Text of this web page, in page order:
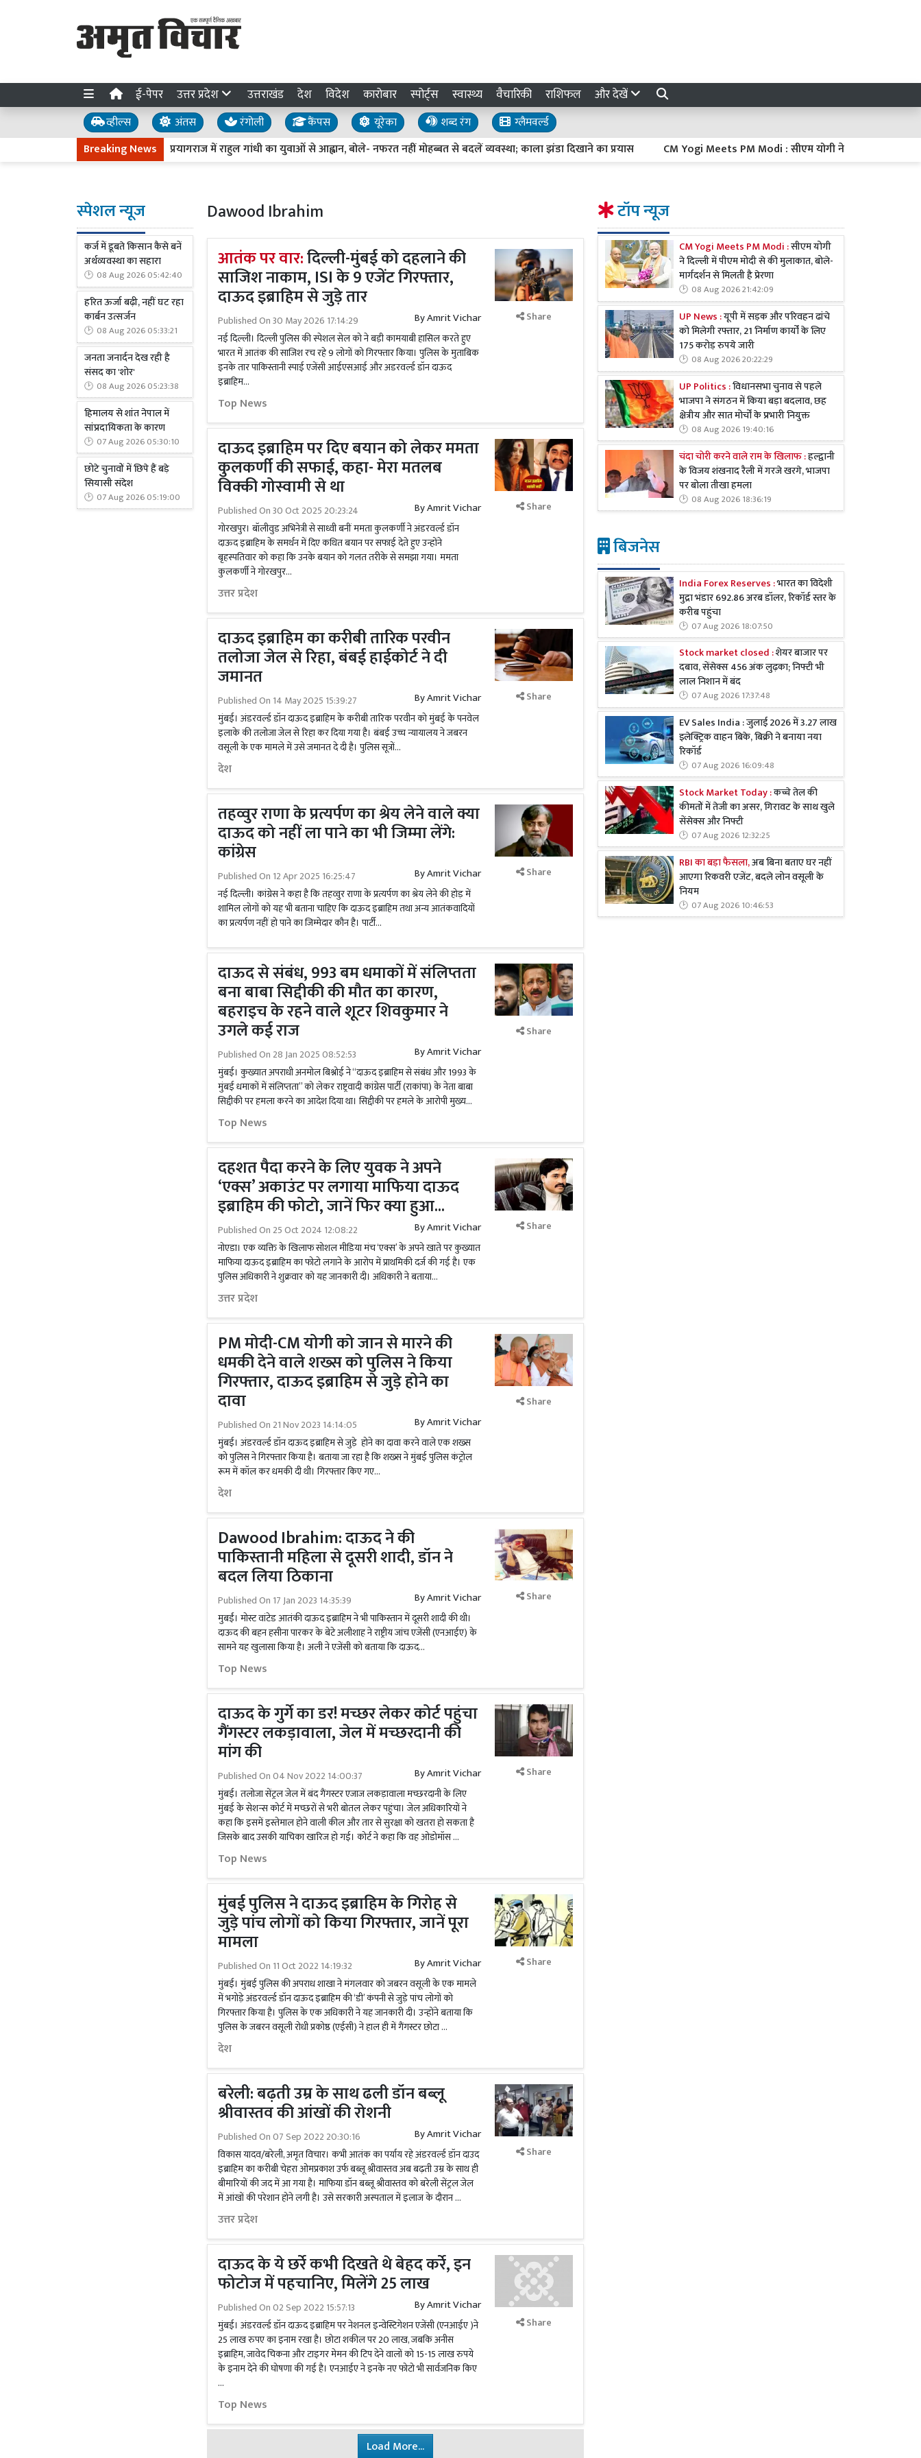
ई-पेपर उत्तर प्रदेश उत्तराखंड देश विदेश कारोबार स्पोर्ट्स स्वास्थ्य वैचारिकी राशिफल और देखें
व्हील्स अंतस रंगोली कैंपस यूरेका शब्द रंग
ग्लैमवर्ल्ड
Breaking Newsप्रयागराज में राहुल गांधी का युवाओं से आह्वान, बोले- नफरत नहीं मोहब्बत से बदलें व्यवस्था; काला झंडा दिखाने का प्रयास CM Yogi Meets PM Modi : सीएम योगी ने दिल्ली में पीएम मोदी से की
स्पेशल न्यूज
कर्ज में डूबते किसान कैसे बनें
अर्थव्यवस्था का सहारा
08 Aug 2026 05:42:40
हरित ऊर्जा बढ़ी, नहीं घट रहा
कार्बन उत्सर्जन
08 Aug 2026 05:33:21
जनता जनार्दन देख रही है
संसद का 'शोर'
08 Aug 2026 05:23:38
हिमालय से शांत नेपाल में
सांप्रदायिकता के कारण
07 Aug 2026 05:30:10
छोटे चुनावों में छिपे हैं बड़े
सियासी संदेश
07 Aug 2026 05:19:00
Dawood Ibrahim
आतंक पर वार:दिल्ली-मुंबई को दहलाने की
साजिश नाकाम, ISI के 9 एजेंट गिरफ्तार,
दाऊद इब्राहिम से जुड़े तार
Published On30 May 2026 17:14:29 ByAmrit Vichar
नई दिल्ली। दिल्ली पुलिस की स्पेशल सेल को ने बड़ी कामयाबी हासिल करते हुए
भारत में आतंक की साजिश रच रहे 9 लोगों को गिरफ्तार किया। पुलिस के मुताबिक
इनके तार पाकिस्तानी स्पाई एजेंसी आईएसआई और अडरवर्ल्ड डॉन दाऊद
इब्राहिम...
Top News
Share
दाऊद इब्राहिम पर दिए बयान को लेकर ममता
कुलकर्णी की सफाई, कहा- मेरा मतलब
विक्की गोस्वामी से था
Published On30 Oct 2025 20:23:24 ByAmrit Vichar
गोरखपुर। बॉलीवुड अभिनेत्री से साध्वी बनीं ममता कुलकर्णी ने अंडरवर्ल्ड डॉन
दाऊद इब्राहिम के समर्थन में दिए कथित बयान पर सफाई देते हुए उन्होंने
बृहस्पतिवार को कहा कि उनके बयान को गलत तरीके से समझा गया। ममता
कुलकर्णी ने गोरखपुर...
उत्तर प्रदेश
Share
दाऊद इब्राहिम का करीबी तारिक परवीन
तलोजा जेल से रिहा, बंबई हाईकोर्ट ने दी
जमानत
Published On 14 May 2025 15:39:27 ByAmrit Vichar
मुंबई। अंडरवर्ल्ड डॉन दाऊद इब्राहिम के करीबी तारिक परवीन को मुंबई के पनवेल
इलाके की तलोजा जेल से रिहा कर दिया गया है। बंबई उच्च न्यायालय ने जबरन
वसूली के एक मामले में उसे जमानत दे दी है। पुलिस सूत्रों...
देश
Share
तहव्वुर राणा के प्रत्यर्पण का श्रेय लेने वाले क्या
दाऊद को नहीं ला पाने का भी जिम्मा लेंगे:
कांग्रेस
Published On 12 Apr 2025 16:25:47 ByAmrit Vichar
नई दिल्ली। कांग्रेस ने कहा है कि तहव्वुर राणा के प्रत्यर्पण का श्रेय लेने की होड़ में
शामिल लोगों को यह भी बताना चाहिए कि दाऊद इब्राहिम तथा अन्य आतंकवादियों
का प्रत्यर्पण नहीं हो पाने का जिम्मेदार कौन है। पार्टी...
Share
दाऊद से संबंध, 993 बम धमाकों में संलिप्तता
बना बाबा सिद्दीकी की मौत का कारण,
बहराइच के रहने वाले शूटर शिवकुमार ने
उगले कई राज
Published On 28 Jan 2025 08:52:53 ByAmrit Vichar
मुंबई। कुख्यात अपराधी अनमोल बिश्नोई ने ‘‘दाऊद इब्राहिम से संबंध और 1993 के
मुंबई धमाकों में संलिप्तता’’ को लेकर राष्ट्रवादी कांग्रेस पार्टी (राकांपा) के नेता बाबा
सिद्दीकी पर हमला करने का आदेश दिया था। सिद्दीकी पर हमले के आरोपी मुख्य...
Top News
Share
दहशत पैदा करने के लिए युवक ने अपने
‘एक्स’ अकाउंट पर लगाया माफिया दाऊद
इब्राहिम की फोटो, जानें फिर क्या हुआ...
Published On 25 Oct 2024 12:08:22 ByAmrit Vichar
नोएडा। एक व्यक्ति के खिलाफ सोशल मीडिया मंच ‘एक्स’ के अपने खाते पर कुख्यात
माफिया दाऊद इब्राहिम का फोटो लगाने के आरोप में प्राथमिकी दर्ज की गई है। एक
पुलिस अधिकारी ने शुक्रवार को यह जानकारी दी। अधिकारी ने बताया...
उत्तर प्रदेश
Share
PM मोदी-CM योगी को जान से मारने की
धमकी देने वाले शख्स को पुलिस ने किया
गिरफ्तार, दाऊद इब्राहिम से जुड़े होने का
दावा
Published On 21 Nov 2023 14:14:05 ByAmrit Vichar
मुंबई। अंडरवर्ल्ड डॉन दाऊद इब्राहिम से जुड़े होने का दावा करने वाले एक शख्स
को पुलिस ने गिरफ्तार किया है। बताया जा रहा है कि शख्स ने मुंबई पुलिस कंट्रोल
रूम में कॉल कर धमकी दी थी। गिरफ्तार किए गए...
देश
Share
Dawood Ibrahim: दाऊद ने की
पाकिस्तानी महिला से दूसरी शादी, डॉन ने
बदल लिया ठिकाना
Published On 17 Jan 2023 14:35:39 ByAmrit Vichar
मुबईं। मोस्ट वांटेड आतंकी दाऊद इब्राहिम ने भी पाकिस्तान में दूसरी शादी की थी।
दाऊद की बहन हसीना पारकर के बेटे अलीशाह ने राष्ट्रीय जांच एजेंसी (एनआईए) के
सामने यह खुलासा किया है। अली ने एजेंसी को बताया कि दाऊद...
Top News
Share
दाऊद के गुर्गे का डर! मच्छर लेकर कोर्ट पहुंचा
गैंगस्टर लकड़ावाला, जेल में मच्छरदानी की
मांग की
Published On04 Nov 2022 14:00:37 ByAmrit Vichar
मुंबई। तलोजा सेंट्रल जेल में बंद गैंगस्टर एजाज लकड़ावाला मच्छरदानी के लिए
मुंबई के सेशन्स कोर्ट में मच्छरों से भरी बोतल लेकर पहुंचा। जेल अधिकारियों ने
कहा कि इसमें इस्तेमाल होने वाली कील और तार से सुरक्षा को खतरा हो सकता है
जिसके बाद उसकी याचिका खारिज हो गई। कोर्ट ने कहा कि वह ओडोमॉस …
Top News
Share
मुंबई पुलिस ने दाऊद इब्राहिम के गिरोह से
जुड़े पांच लोगों को किया गिरफ्तार, जानें पूरा
मामला
Published On 11 Oct 2022 14:19:32 ByAmrit Vichar
मुंबई। मुंबई पुलिस की अपराध शाखा ने मंगलवार को जबरन वसूली के एक मामले
में भगोड़े अंडरवर्ल्ड डॉन दाऊद इब्राहिम की ‘डी’ कंपनी से जुड़े पांच लोगों को
गिरफ्तार किया है। पुलिस के एक अधिकारी ने यह जानकारी दी। उन्होंने बताया कि
पुलिस के जबरन वसूली रोधी प्रकोष्ठ (एईसी) ने हाल ही में गैंगस्टर छोटा …
देश
Share
बरेली: बढ़ती उम्र के साथ ढली डॉन बब्लू
श्रीवास्तव की आंखों की रोशनी
Published On07 Sep 2022 20:30:16 ByAmrit Vichar
विकास यादव/बरेली, अमृत विचार। कभी आतंक का पर्याय रहे अंडरवर्ल्ड डॉन दाउद
इब्राहिम का करीबी चेहरा ओमप्रकाश उर्फ बब्लू श्रीवास्तव अब बढ़ती उम्र के साथ ही
बीमारियों की जद में आ गया है। माफिया डॉन बब्लू श्रीवास्तव को बरेली सेंट्रल जेल
में आंखों की परेशान होने लगी है। उसे सरकारी अस्पताल में इलाज के दौरान …
उत्तर प्रदेश
Share
दाऊद के ये छर्रे कभी दिखते थे बेहद कर्रे, इन
फोटोज में पहचानिए, मिलेंगे 25 लाख
Published On02 Sep 2022 15:57:13 ByAmrit Vichar
मुंबई। अंडरवर्ल्ड डॉन दाऊद इब्राहिम पर नेशनल इन्वेस्टिगेशन एजेंसी (एनआईए )ने
25 लाख रुपए का इनाम रखा है। छोटा शकील पर 20 लाख, जबकि अनीस
इब्राहिम, जावेद चिकना और टाइगर मेमन की टिप देने वालों को 15-15 लाख रुपये
के इनाम देने की घोषणा की गई है। एनआईए ने इनके नए फोटो भी सार्वजनिक किए
…
Top News
Share
Load More...
टॉप न्यूज
CM Yogi Meets PM Modi :सीएम योगी
ने दिल्ली में पीएम मोदी से की मुलाकात, बोले-
मार्गदर्शन से मिलती है प्रेरणा
08 Aug 2026 21:42:09
UP News :यूपी में सड़क और परिवहन ढांचे
को मिलेगी रफ्तार, 21 निर्माण कार्यों के लिए
175 करोड़ रुपये जारी
08 Aug 2026 20:22:29
UP Politics :विधानसभा चुनाव से पहले
भाजपा ने संगठन में किया बड़ा बदलाव, छह
क्षेत्रीय और सात मोर्चों के प्रभारी नियुक्त
08 Aug 2026 19:40:16
चंदा चोरी करने वाले राम के खिलाफ :हल्द्वानी
के विजय शंखनाद रैली में गरजे खरगे, भाजपा
पर बोला तीखा हमला
08 Aug 2026 18:36:19
बिजनेस
India Forex Reserves :भारत का विदेशी
मुद्रा भंडार 692.86 अरब डॉलर, रिकॉर्ड स्तर के
करीब पहुंचा
07 Aug 2026 18:07:50
Stock market closed :शेयर बाजार पर
दबाव, सेंसेक्स 456 अंक लुढ़का; निफ्टी भी
लाल निशान में बंद
07 Aug 2026 17:37:48
EV Sales India : जुलाई 2026 में 3.27 लाख
इलेक्ट्रिक वाहन बिके, बिक्री ने बनाया नया
रिकॉर्ड
07 Aug 2026 16:09:48
Stock Market Today :कच्चे तेल की
कीमतों में तेजी का असर, गिरावट के साथ खुले
सेंसेक्स और निफ्टी
07 Aug 2026 12:32:25
RBI का बड़ा फैसला,अब बिना बताए घर नहीं
आएगा रिकवरी एजेंट, बदले लोन वसूली के
नियम
07 Aug 2026 10:46:53